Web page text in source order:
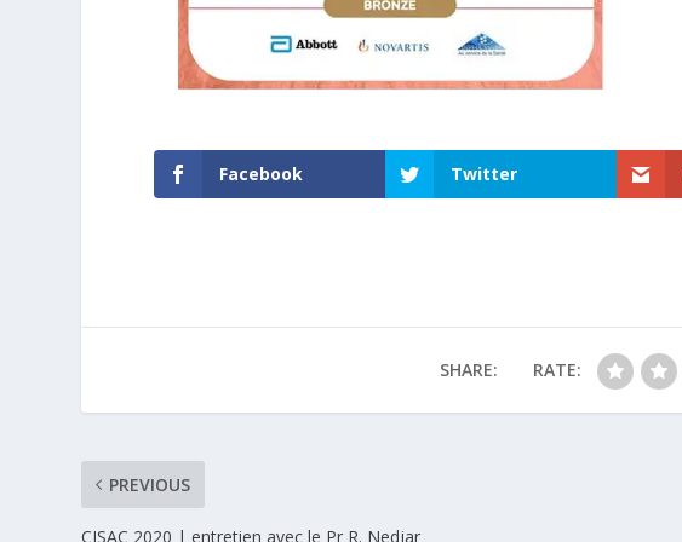
Facebook Twitter
SHARE: RATE:
PREVIOUS
CISAC 2020 | entretien avec le Pr R. Nedjar